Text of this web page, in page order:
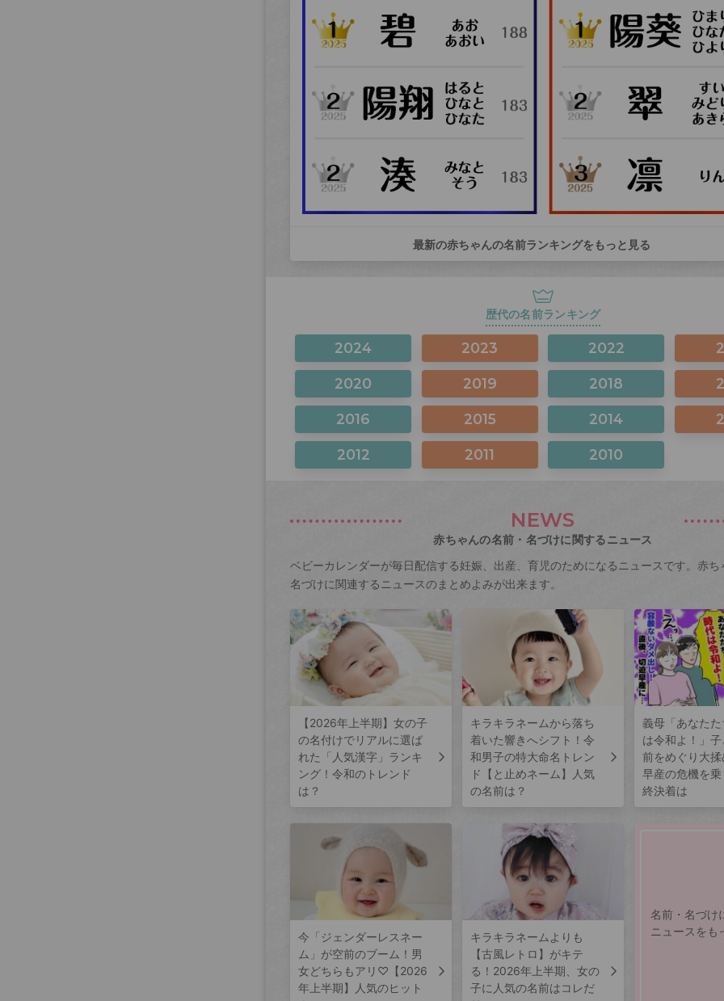
最新の赤ちゃんの名前ランキングをもっと見る
歴代の名前ランキング
2024 2023 2022
2020 2019 2018
2016 2015 2014
2012 2011 2010
NEWS
赤ちゃんの名前・名づけに関するニュース
ベビーカレンダーが毎日配信する妊娠、出産、育児のためになるニュースです。赤ち
名づけに関連するニュースのまとめよみが出来ます。
【2026年上半期】女の子
の名付けでリアルに選ば
れた「人気漢字」ランキ
ング！令和のトレンド
は？
キラキラネームから落ち
着いた響きへシフト！令
和男子の特大命名トレン
ド【と止めネーム】人気
の名前は？
義母「あなた
は令和よ！」
前をめぐり大
早産の危機を
終決着は
今「ジェンダーレスネー
ム」が空前のブーム！男
女どちらもアリ♡【2026
年上半期】人気のヒット
キラキラネームよりも
【古風レトロ】がキテ
る！2026年上半期、女の
子に人気の名前はコレだ
名前・名づけ
ニュースをも